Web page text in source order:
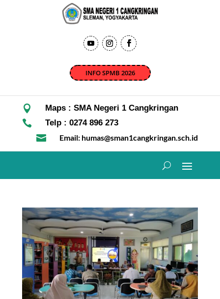
INFO SPMB 2026
 Maps : SMA Negeri 1 Cangkringan
 Telp : 0274 896 273
 Email: humas@sman1cangkringan.sch.id